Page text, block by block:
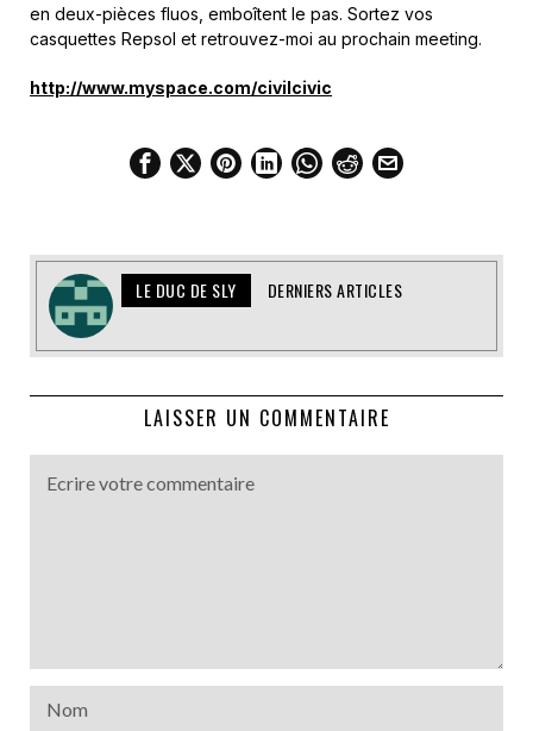
en deux-pièces fluos, emboîtent le pas. Sortez vos
casquettes Repsol et retrouvez-moi au prochain meeting.
http://www.myspace.com/civilcivic
LE DUC DE SLY DERNIERS ARTICLES
LAISSER UN COMMENTAIRE